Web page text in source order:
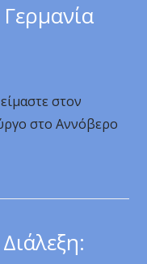
στον
στο Αννόβερο